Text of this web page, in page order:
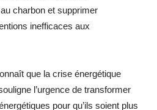
charbon et supprimer
inefficaces aux
que la crise énergétique
l’urgence de transformer
pour qu’ils soient plus